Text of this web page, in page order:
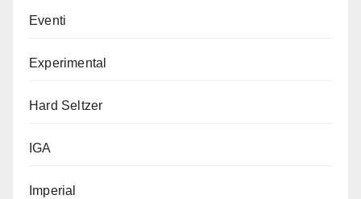
Eventi
Experimental
Hard Seltzer
IGA
Imperial